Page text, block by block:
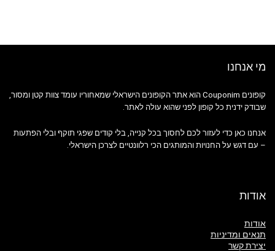
מי אנחנו
קופונים Couponim הוא אתר הקופונים הישראלי שמאחוריו עומד צוות קטן ומסור,
שבודק ידנית כל קופון לפני שהוא עולה לאתר.
אנחנו כאן כדי לעזור לכם לחסוך בכל קנייה, בלי קודים שפגי תוקף ובלי הפתעות
– עם דגש על החנויות והמותגים הכי רלוונטיים לצרכן הישראלי.
אודות
אודות
תנאים ומדיניות
יצירת קשר